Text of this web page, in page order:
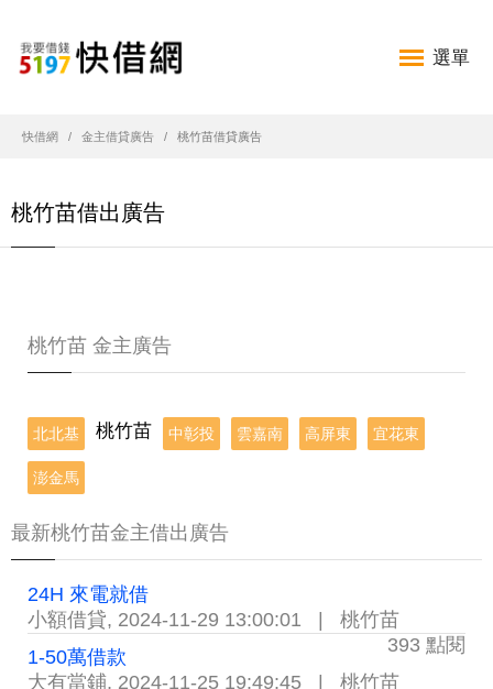
選單
快借網 金主借貸廣告 桃竹苗借貸廣告
桃竹苗借出廣告
桃竹苗 金主廣告
北北基 桃竹苗 中彰投 雲嘉南 高屏東 宜花東
澎金馬
最新桃竹苗金主借出廣告
24H 來電就借
小額借貸, 2024-11-29 13:00:01
桃竹苗
393 點閱
1-50萬借款
大有當鋪, 2024-11-25 19:49:45
桃竹苗